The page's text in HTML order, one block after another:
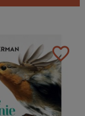
favorite_border